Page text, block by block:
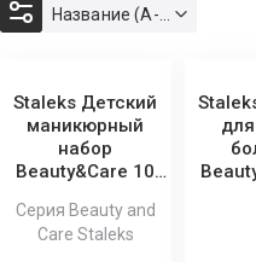
Staleks Детский
маникюрный
набор
Beauty&Care 10
Серия Beauty and
Care Staleks